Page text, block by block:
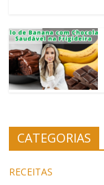
CATEGORIAS
RECEITAS